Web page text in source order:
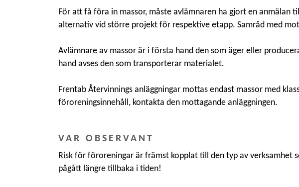
För att få föra in massor, måste avlämnaren ha gjort en anmälan
alternativ vid större projekt för respektive etapp. Samråd med
Avlämnare av massor är i första hand den som äger eller
hand avses den som transporterar materialet.
Frentab Återvinnings anläggningar mottas endast massor med
föroreningsinnehåll, kontakta den mottagande anläggningen.
VAR OBSERVANT
Risk för föroreningar är främst kopplat till den typ av verksamhet
pågått längre tillbaka i tiden!